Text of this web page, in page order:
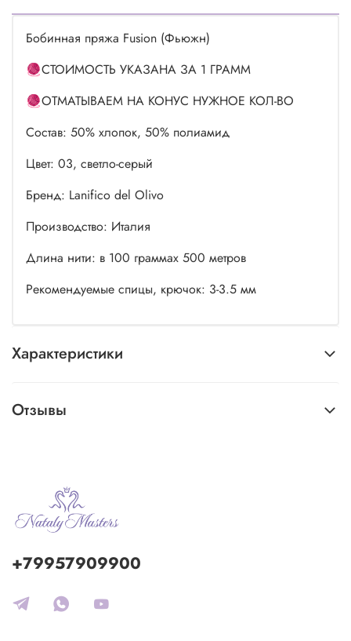
Бобинная пряжа Fusion (Фьюжн)
🧶СТОИМОСТЬ УКАЗАНА ЗА 1 ГРАММ
🧶ОТМАТЫВАЕМ НА КОНУС НУЖНОЕ КОЛ-ВО
Состав: 50% хлопок, 50% полиамид
Цвет: 03, светло-серый
Бренд: Lanifico del Olivo
Производство: Италия
Длина нити: в 100 граммах 500 метров
Рекомендуемые спицы, крючок: 3-3.5 мм
Характеристики
Отзывы
+79957909900